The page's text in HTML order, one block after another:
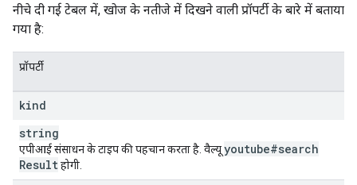
नीचे दी गई टेबल में, खोज के नतीजे में दिखने वाली प्रॉपर्टी के बारे में बताया
गया है:
प्रॉपर्टी
kind
string
एपीआई संसाधन के टाइप की पहचान करता है. वैल्यूyoutube#search
Resultहोगी.